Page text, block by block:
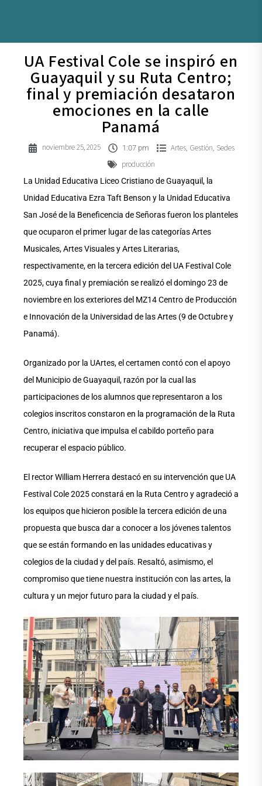
UA Festival Cole se inspiró en
Guayaquil y su Ruta Centro;
final y premiación desataron
emociones en la calle
Panamá
noviembre 25, 2025 1:07 pm Artes, Gestión Sedes
producción
La Unidad Educativa Liceo Cristiano de Guayaquil, la
Unidad Educativa Ezra Taft Benson y la Unidad Educativa
San José de la Beneficencia de Señoras fueron los planteles
que ocuparon el primer lugar de las categorías Artes
Musicales, Artes Visuales y Artes Literarias,
respectivamente, en la tercera edición del UA Festival Cole
2025, cuya final y premiación se realizó el domingo 23 de
noviembre en los exteriores del MZ14 Centro de Producción
e Innovación de la Universidad de las Artes (9 de Octubre y
Panamá).
Organizado por la UArtes, el certamen contó con el apoyo
del Municipio de Guayaquil, razón por la cual las
participaciones de los alumnos que representaron a los
colegios inscritos constaron en la programación de la Ruta
Centro, iniciativa que impulsa el cabildo porteño para
recuperar el espacio público.
El rector William Herrera destacó en su intervención que UA
Festival Cole 2025 constará en la Ruta Centro y agradeció a
los equipos que hicieron posible la tercera edición de una
propuesta que busca dar a conocer a los jóvenes talentos
que se están formando en las unidades educativas y
colegios de la ciudad y del país. Resaltó, asimismo, el
compromiso que tiene nuestra institución con las artes, la
cultura y un mejor futuro para la ciudad y el país.